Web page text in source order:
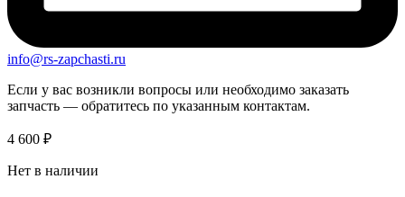
info@rs-zapchasti.ru
Если у вас возникли вопросы или необходимо заказать
запчасть — обратитесь по указанным контактам.
4 600 ₽
Нет в наличии